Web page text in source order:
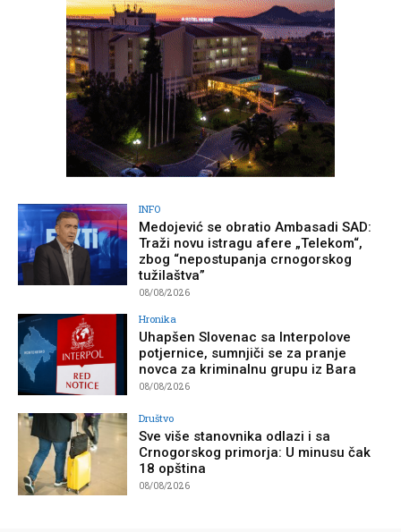
INFO
Medojević se obratio Ambasadi SAD:
Traži novu istragu afere „Telekom“,
zbog “nepostupanja crnogorskog
tužilaštva”
08/08/2026
Hronika
Uhapšen Slovenac sa Interpolove
potjernice, sumnjiči se za pranje
novca za kriminalnu grupu iz Bara
08/08/2026
Društvo
Sve više stanovnika odlazi i sa
Crnogorskog primorja: U minusu čak
18 opština
08/08/2026